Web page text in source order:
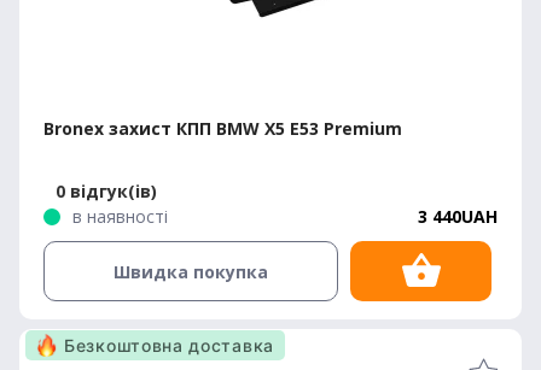
Bronex захист КПП BMW X5 E53 Premium
0 відгук(ів)
в наявності
3 440UAH
Швидка покупка
Безкоштовна доставка